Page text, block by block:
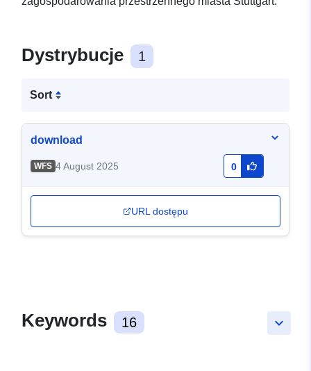
Dystrybucje 1
Sort
download
WFS 4 August 2025 0
URL dostępu
keyboard_arrow_down
Keywords 16